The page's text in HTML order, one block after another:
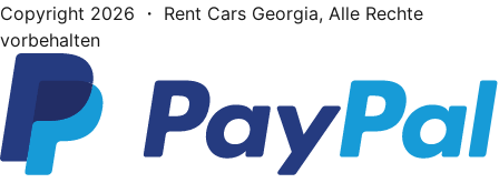
Copyright 2026 ・ Rent Cars Georgia, Alle Rechte
vorbehalten